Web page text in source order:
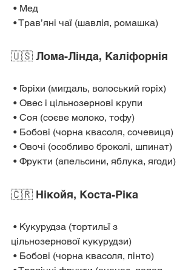
• Мед
• Трав’яні чаї (шавлія, ромашка)
🇺🇸 Лома-Лінда, Каліфорнія
• Горіхи (мигдаль, волоський горіх)
• Овес і цільнозернові крупи
• Соя (соєве молоко, тофу)
• Бобові (чорна квасоля, сочевиця)
• Овочі (особливо броколі, шпинат)
• Фрукти (апельсини, яблука, ягоди)
🇨🇷 Нікойя, Коста-Ріка
цільнозернової кукурудзи)
• Бобові (чорна квасоля, пінто)